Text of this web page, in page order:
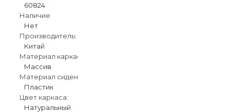
60824
Наличие
Нет
Производитель:
Китай
Материал каркаса:
Массив
Материал сиденья:
Пластик
Цвет каркаса:
Натуральный